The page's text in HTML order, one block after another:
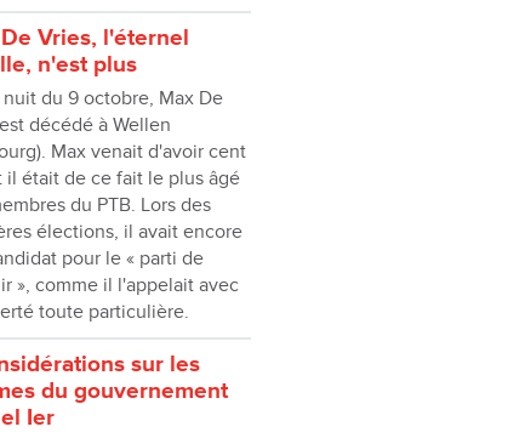
Vries, l'éternel
n'est plus
du 9 octobre, Max De
décédé à Wellen
Max venait d'avoir cent
il était de ce fait le plus âgé
du PTB. Lors des
élections, il avait encore
pour le « parti de
», comme il l'appelait avec
toute particulière.
sur les
du gouvernement
Ier